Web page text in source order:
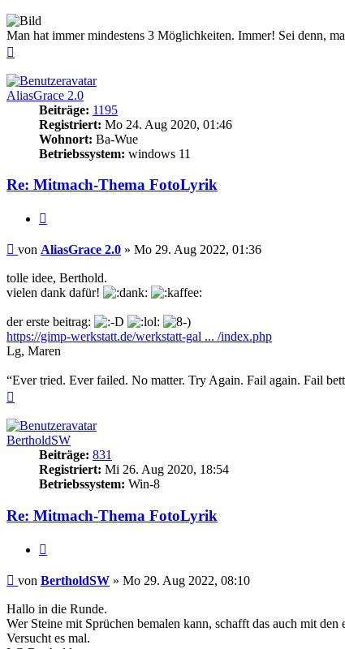
Man hat immer mindestens 3 Möglichkeiten. Immer! Sei denn,
AliasGrace 2.0
Beiträge: 1195
Registriert: Mo 24. Aug 2020, 01:46
Wohnort: Ba-Wue
Betriebssystem: windows 11
Re: Mitmach-Thema FotoLyrik
Beitrag
von AliasGrace 2.0 » Mo 29. Aug 2022, 01:36
tolle idee, Berthold.
vielen dank dafür!
der erste beitrag:
https://gimp-werkstatt.de/werkstatt-gal ... /index.php
Lg, Maren
“Ever tried. Ever failed. No matter. Try Again. Fail again. Fail
BertholdSW
Beiträge: 831
Registriert: Mi 26. Aug 2020, 18:54
Betriebssystem: Win-8
Re: Mitmach-Thema FotoLyrik
Beitrag
von BertholdSW » Mo 29. Aug 2022, 08:10
Hallo in die Runde.
Wer Steine mit Sprüchen bemalen kann, schafft das auch mit den
Versucht es mal.